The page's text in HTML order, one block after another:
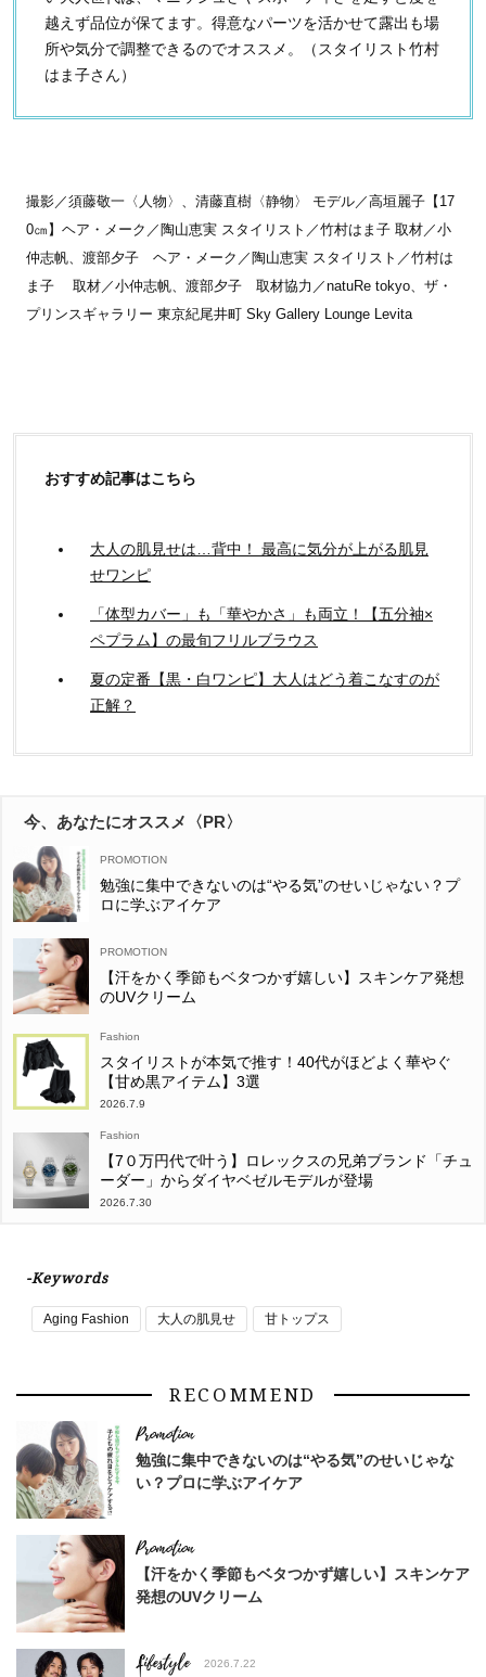
越えず品位が保てます。得意なパーツを活かせて露出も場
所や気分で調整できるのでオススメ。（スタイリスト竹村
はま子さん）
撮影／須藤敬一〈人物〉、清藤直樹〈静物〉 モデル／高垣麗子【17
0㎝】ヘア・メーク／陶山恵実 スタイリスト／竹村はま子 取材／小
仲志帆、渡部夕子 ヘア・メーク／陶山恵実 スタイリスト／竹村は
ま子 取材／小仲志帆、渡部夕子 取材協力／natuRe tokyo、ザ・
プリンスギャラリー 東京紀尾井町 Sky Gallery Lounge Levita
おすすめ記事はこちら
大人の肌見せは…背中！ 最高に気分が上がる肌見
せワンピ
「体型カバー」も「華やかさ」も両立！【五分袖×
ペプラム】の最旬フリルブラウス
夏の定番【黒・白ワンピ】大人はどう着こなすのが
正解？
今、あなたにオススメ〈PR〉
勉強に集中できないのは“やる気”のせいじゃない？プ
ロに学ぶアイケア
【汗をかく季節もベタつかず嬉しい】スキンケア発想
のUVクリーム
Fashion
スタイリストが本気で推す！40代がほどよく華やぐ
【甘め黒アイテム】3選
2026.7.9
Fashion
【7０万円代で叶う】ロレックスの兄弟ブランド「チュ
ーダー」からダイヤベゼルモデルが登場
2026.7.30
-Keywords
Aging Fashion 大人の肌見せ 甘トップス
RECOMMEND
勉強に集中できないのは“やる気”のせいじゃな
い？プロに学ぶアイケア
【汗をかく季節もベタつかず嬉しい】スキンケア
発想のUVクリーム
Lifestyle 2026.7.22